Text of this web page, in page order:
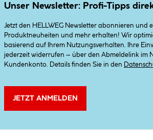
Unser Newsletter: Profi-Tipps
Jetzt den HELLWEG Newsletter abonnieren und
Produktneuheiten und mehr erhalten! Wir
basierend auf Ihrem Nutzungsverhalten. Ihre
jederzeit widerrufen – über den Abmeldelink im
Kundenkonto. Details finden Sie in den
JETZT ANMELDEN